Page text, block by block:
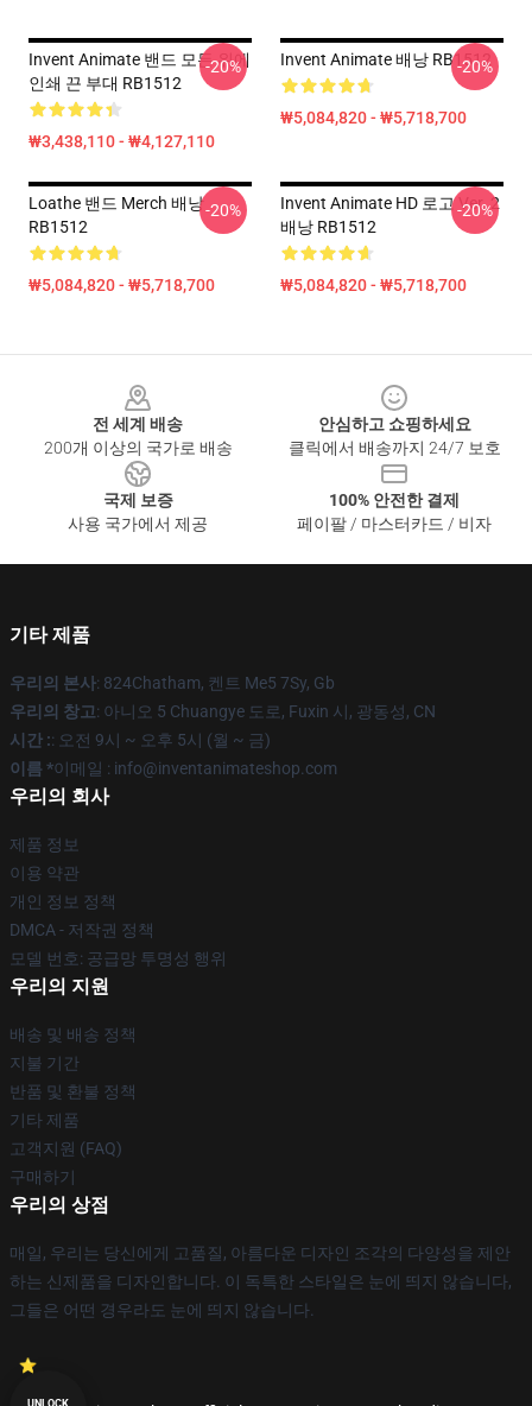
Invent Animate 밴드 모든 위에
인쇄 끈 부대 RB1512
₩3,438,110 - ₩4,127,110
-20% Invent Animate 배낭 RB1512
₩5,084,820 - ₩5,718,700
-20%
Loathe 밴드 Merch 배낭
RB1512
₩5,084,820 - ₩5,718,700
-20%
Invent Animate HD 로고 Ver. 2
배낭 RB1512
₩5,084,820 - ₩5,718,700
-20%
전 세계 배송
200개 이상의 국가로 배송
안심하고 쇼핑하세요
클릭에서 배송까지 24/7 보호
국제 보증
사용 국가에서 제공
100% 안전한 결제
페이팔 / 마스터카드 / 비자
기타 제품
우리의 본사: 824Chatham, 켄트 Me5 7Sy, Gb
우리의 창고: 아니오 5 Chuangye 도로, Fuxin 시, 광동성, CN
시간 :: 오전 9시 ~ 오후 5시 (월 ~ 금)
이름 *이메일 : info@inventanimateshop.com
우리의 회사
제품 정보
이용 약관
개인 정보 정책
DMCA - 저작권 정책
모델 번호: 공급망 투명성 행위
우리의 지원
배송 및 배송 정책
지불 기간
반품 및 환불 정책
기타 제품
고객지원 (FAQ)
구매하기
우리의 상점
매일, 우리는 당신에게 고품질, 아름다운 디자인 조각의 다양성을 제안
하는 신제품을 디자인합니다. 이 독특한 스타일은 눈에 띄지 않습니다,
그들은 어떤 경우라도 눈에 띄지 않습니다.
UNLOCK